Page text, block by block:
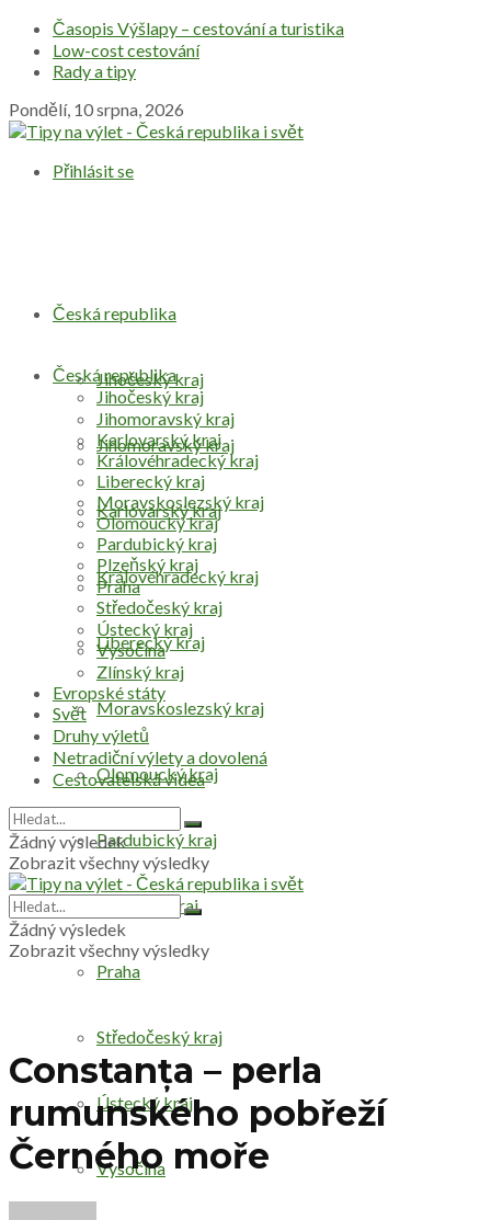
Časopis Výšlapy – cestování a turistika
Low-cost cestování
Rady a tipy
Pondělí, 10 srpna, 2026
Přihlásit se
Česká republika
Jihočeský kraj
Jihomoravský kraj
Karlovarský kraj
Královéhradecký kraj
Liberecký kraj
Moravskoslezský kraj
Olomoucký kraj
Pardubický kraj
Plzeňský kraj
Praha
Středočeský kraj
Ústecký kraj
Vysočina
Česká republika
Jihočeský kraj
Jihomoravský kraj
Karlovarský kraj
Královéhradecký kraj
Liberecký kraj
Moravskoslezský kraj
Olomoucký kraj
Pardubický kraj
Plzeňský kraj
Praha
Středočeský kraj
Ústecký kraj
Vysočina
Zlínský kraj
Evropské státy
Svět
Druhy výletů
Netradiční výlety a dovolená
Cestovatelská videa
Žádný výsledek
Zobrazit všechny výsledky
Žádný výsledek
Zobrazit všechny výsledky
Constanța – perla
rumunského pobřeží
Černého moře